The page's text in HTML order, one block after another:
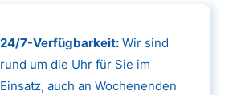
24/7-Verfügbarkeit:Wir sind
rund um die Uhr für Sie im
Einsatz, auch an Wochenenden